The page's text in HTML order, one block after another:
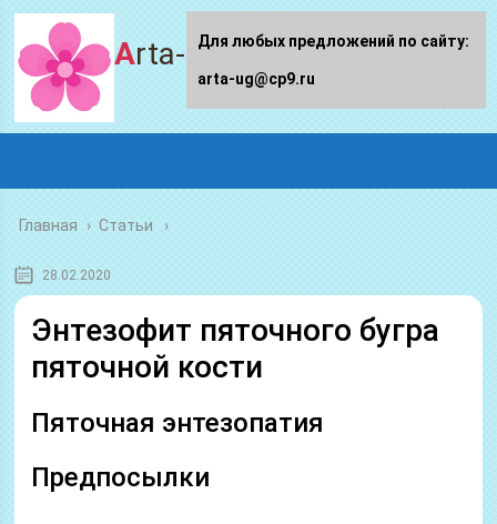
Arta-ug.ru
Главная › Статьи
28.02.2020
Энтезофит пяточного бугра
пяточной кости
Пяточная энтезопатия
Предпосылки
Для любых предложений по сайту:
arta-ug@cp9.ru